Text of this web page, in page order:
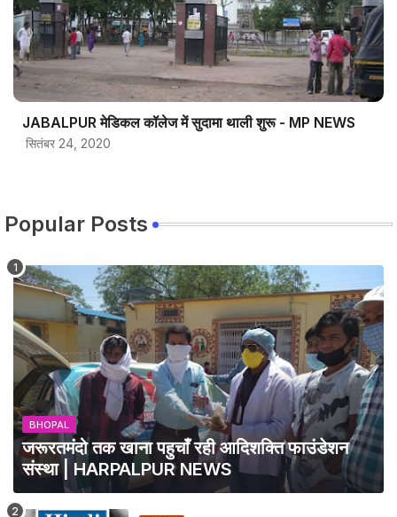
JABALPUR मेडिकल कॉलेज में सुदामा थाली शुरू - MP NEWS
सितंबर 24, 2020
Popular Posts
BHOPAL
जरूरतमंदो तक खाना पहुचाँ रही आदिशक्ति फाउंडेशन
संस्था | HARPALPUR NEWS